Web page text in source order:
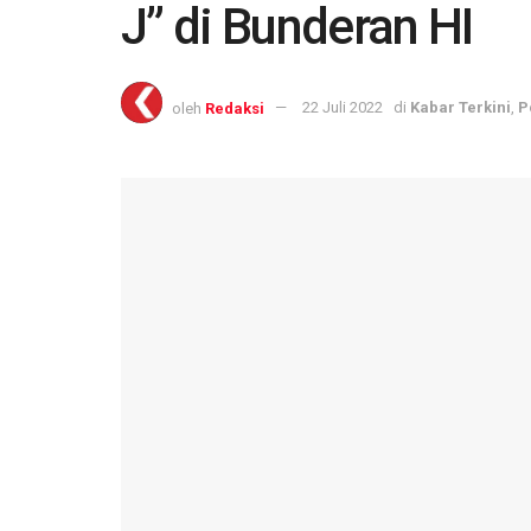
J” di Bunderan HI
oleh Redaksi 22 Juli 2022 di Kabar Terkini,